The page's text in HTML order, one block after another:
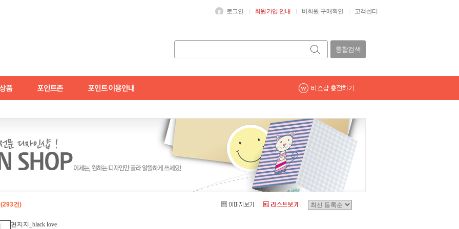
로그인 회원가입 안내 비회원 구매확인 고객센터
통합검색
(293건)
편지지_black love